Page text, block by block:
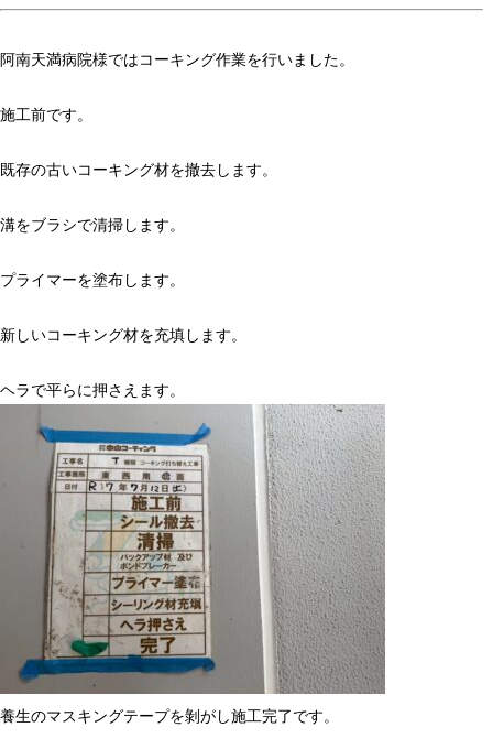
阿南天満病院様ではコーキング作業を行いました。
施工前です。
既存の古いコーキング材を撤去します。
溝をブラシで清掃します。
プライマーを塗布します。
新しいコーキング材を充填します。
ヘラで平らに押さえます。
養生のマスキングテープを剝がし施工完了です。